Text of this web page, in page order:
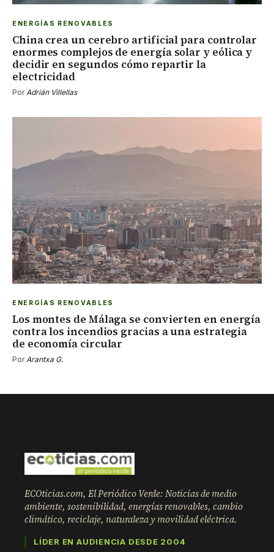
ENERGÍAS RENOVABLES
China crea un cerebro artificial para controlar
enormes complejos de energía solar y eólica y
decidir en segundos cómo repartir la
electricidad
Por Adrián Villellas
ENERGÍAS RENOVABLES
Los montes de Málaga se convierten en energía
contra los incendios gracias a una estrategia
de economía circular
Por Arantxa G.
ECOticias.com, El Periódico Verde: Noticias de medio
ambiente, sostenibilidad, energías renovables, cambio
climático, reciclaje, naturaleza y movilidad eléctrica.
LÍDER EN AUDIENCIA DESDE 2004